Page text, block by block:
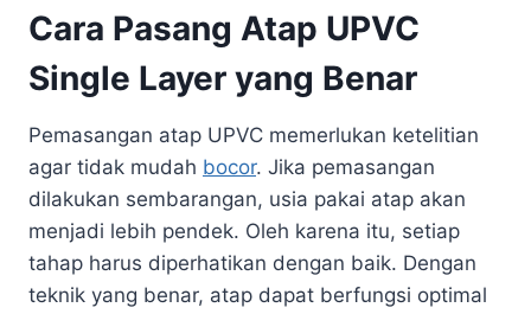
Cara Pasang Atap UPVC
Single Layer yang Benar
Pemasangan atap UPVC memerlukan ketelitian
agar tidak mudah bocor. Jika pemasangan
dilakukan sembarangan, usia pakai atap akan
menjadi lebih pendek. Oleh karena itu, setiap
tahap harus diperhatikan dengan baik. Dengan
teknik yang benar, atap dapat berfungsi optimal